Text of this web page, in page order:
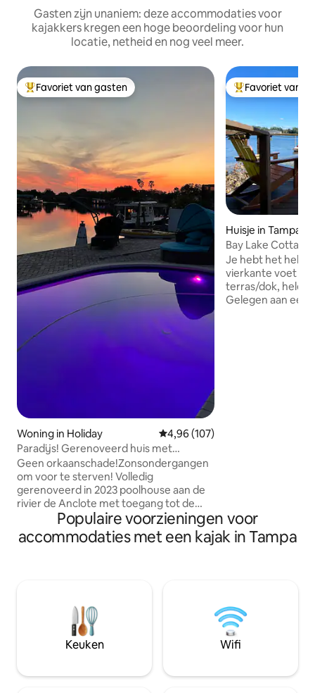
Gasten zijn unaniem: deze accommodaties voor
kajakkers kregen een hoge beoordeling voor hun
locatie, netheid en nog veel meer.
Topfavoriet van gasten
Favoriet van gasten
Woning in Holiday Gemiddelde beoordeling van
4,96 (107)
Paradijs! Gerenoveerd huis met
zwembad aan het water.
Zonsondergangen!
Geen orkaanschade!Zonsondergangen
om voor te sterven! Volledig
gerenoveerd in 2023 poolhouse aan de
rivier de Anclote met toegang tot de
Golf van Amerika. Vissen,kajakken in de
achtertuin ensoms kun je dolfijnen
spotten!Kijk naar vogels, eenden,
kamer. Koeler, stoelen en parasol,
strandspeelgoed voor kinderen dat je
mee kunt nemen naar het strand.
Vuurkuil.Grill. Verwarmd zwembad
geniet ervan
Topfavoriet van
Favoriet van
Huisje in Tampa
Bay Lake Cottage
Je hebt het hele
vierkante voet en
terras/dok,
Gelegen aan een
Populaire voorzieningen voor
accommodaties met een kajak in Tampa
Keuken Wifi